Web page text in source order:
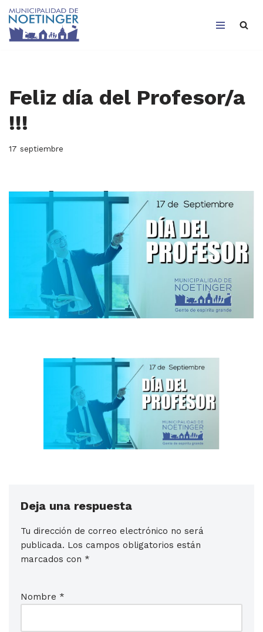
Saltar
Feliz día del Profesor/a
!!!
17 septiembre
Deja una respuesta
Tu dirección de correo electrónico no será
publicada. Los campos obligatorios están
marcados con *
Nombre *